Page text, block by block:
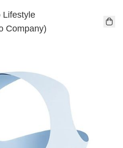
Lifestyle
Company)